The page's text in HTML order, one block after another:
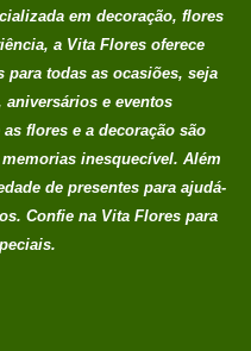
em decoração, flores
a Vita Flores oferece
todas as ocasiões, seja
aniversários e eventos
flores e a decoração são
inesquecível. Além
de presentes para ajudá-
Confie na Vita Flores para